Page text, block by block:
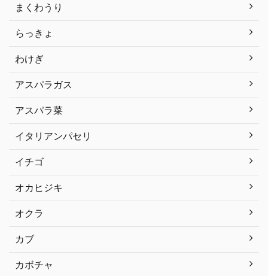
まくわうり
らっきょ
わけぎ
アスパラガス
アスパラ菜
イタリアンパセリ
イチゴ
オカヒジキ
オクラ
カブ
カボチャ